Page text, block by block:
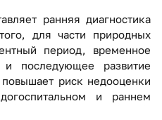
ранняя диагностика
для части природных
период, временное
и последующее развитие
риск недооценки
и раннем